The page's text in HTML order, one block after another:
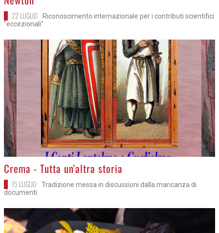
22 LUGLIO
Riconoscimento internazionale per i contributi scientifici
"eccezionali"
>
Crema - Tutta un'altra storia
15 LUGLIO
Tradizione messa in discussioni dalla mancanza di
documenti